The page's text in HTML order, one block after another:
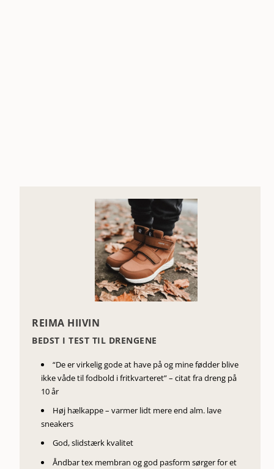
REIMA HIIVIN
BEDST I TEST TIL DRENGENE
“De er virkelig gode at have på og mine fødder blive
ikke våde til fodbold i fritkvarteret” – citat fra dreng på
10 år
Høj hælkappe – varmer lidt mere end alm. lave
sneakers
God, slidstærk kvalitet
Åndbar tex membran og god pasform sørger for et